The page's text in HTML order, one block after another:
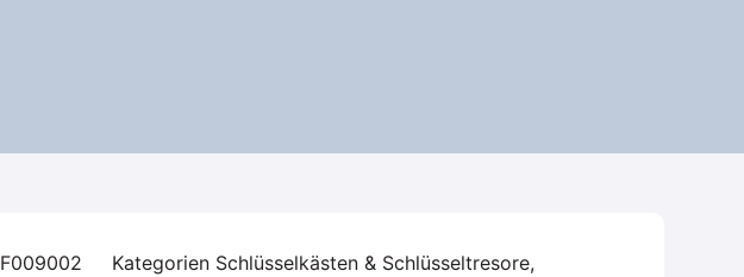
F009002 Kategorien Schlüsselkästen & Schlüsseltresore,